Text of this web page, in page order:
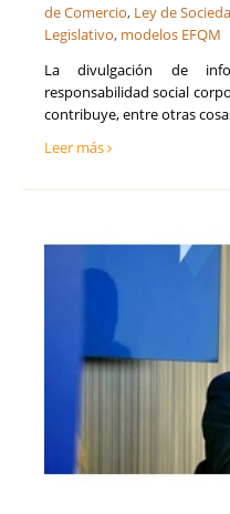
de Comercio, Ley de
Legislativo, modelos EFQM
La divulgación de
responsabilidad social
contribuye, entre otras
Leer más